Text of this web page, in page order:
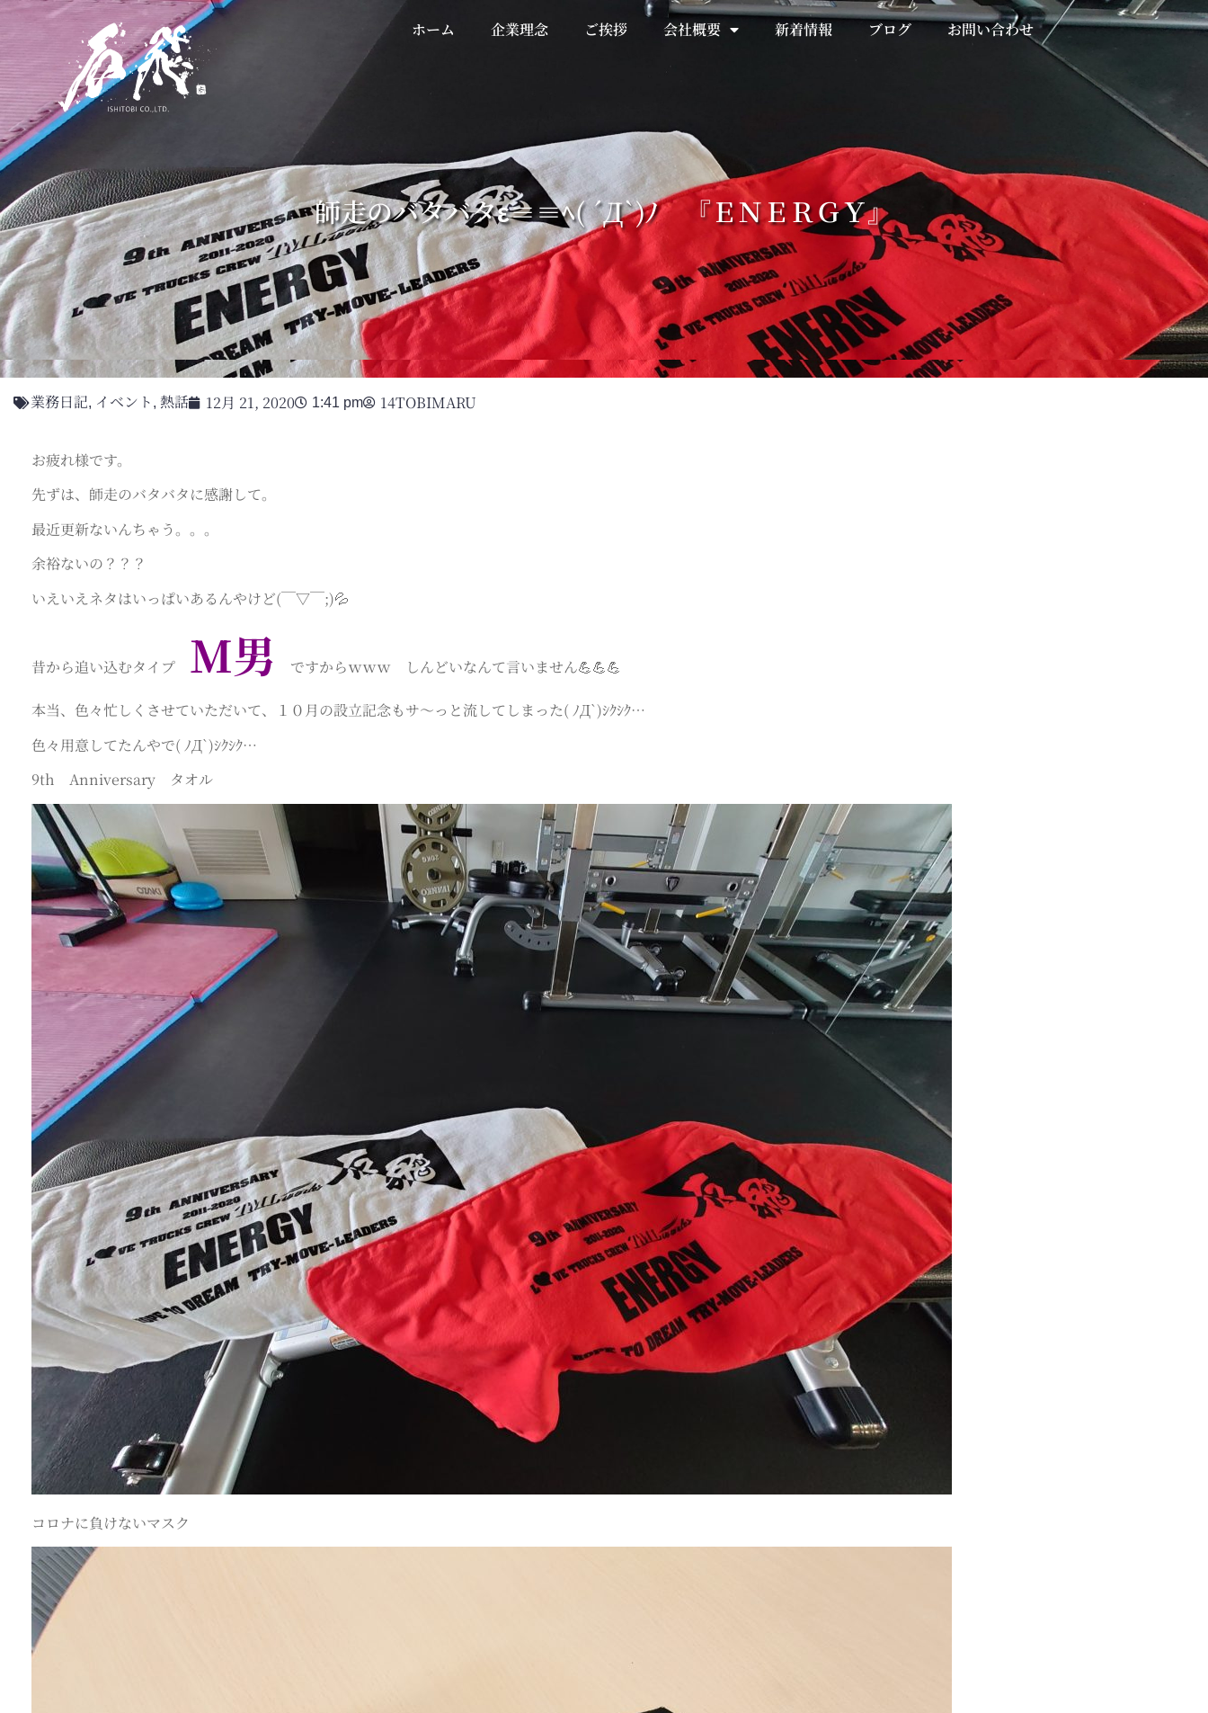
ホーム 企業理念 ご挨拶 会社概要 新着情報 ブログ お問い合わせ
師走のバタバタε≡≡ﾍ( ´Д`)ﾉ 『ＥＮＥＲＧＹ』
業務日記, イベント , 熱話 12月 21, 2020 1:41 pm 14TOBIMARU
お疲れ様です。
先ずは、師走のバタバタに感謝して。
最近更新ないんちゃう。。。
余裕ないの？？？
いえいえネタはいっぱいあるんやけど(￣▽￣;)💦
昔から追い込むタイプ M男 ですからｗｗｗ しんどいなんて言いません💪💪💪
本当、色々忙しくさせていただいて、１０月の設立記念もサ～っと流してしまった( ﾉД`)ｼｸｼｸ…
色々用意してたんやで( ﾉД`)ｼｸｼｸ…
9th Anniversary タオル
コロナに負けないマスク